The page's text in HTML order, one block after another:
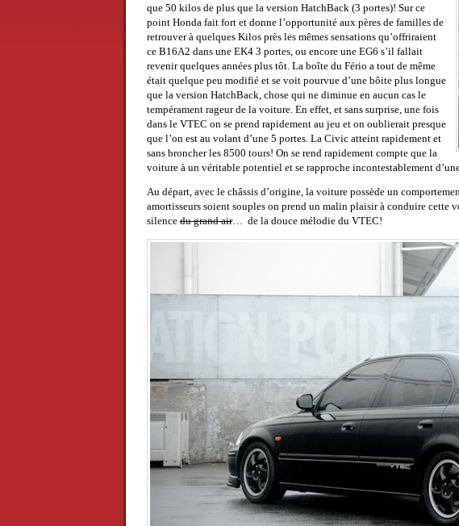
que 50 kilos de plus que la version HatchBack (3 portes)! Sur ce
point Honda fait fort et donne l’opportunité aux pères de familles de
retrouver à quelques Kilos près les mêmes sensations qu’offriraient
ce B16A2 dans une EK4 3 portes, ou encore une EG6 s’il fallait
revenir quelques années plus tôt. La boîte du Fério a tout de même
était quelque peu modifié et se voit pourvue d’une bôite plus longue
que la version HatchBack, chose qui ne diminue en aucun cas le
tempérament rageur de la voiture. En effet, et sans surprise, une fois
dans le VTEC on se prend rapidement au jeu et on oublierait presque
que l’on est au volant d’une 5 portes. La Civic atteint rapidement et
sans broncher les 8500 tours! On se rend rapidement compte que la
voiture à un véritable potentiel et se rapproche incontestablement
Au départ, avec le châssis d’origine, la voiture possède un
amortisseurs soient souples on prend un malin plaisir à conduire cette
silence du grand air… de la douce mélodie du VTEC!